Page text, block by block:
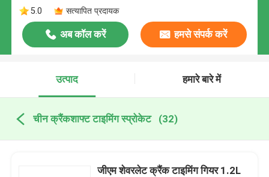
5.0
सत्यापित प्रदायक
अब कॉल करें हमसे संपर्क करें
उत्पाद हमारे बारे में
चीन क्रैंकशाफ्ट टाइमिंग स्प्रोकेट (32)
जीएम शेवरलेट क्रैंक टाइमिंग गियर 1.2L